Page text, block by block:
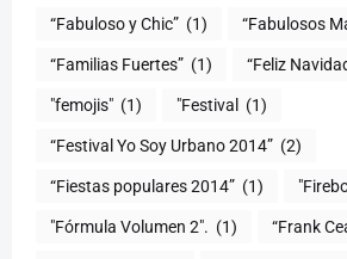
“Fabuloso y Chic” (1) “Fabulosos
“Familias Fuertes” (1) “Feliz
"femojis" (1) "Festival (1)
“Festival Yo Soy Urbano 2014” (2)
“Fiestas populares 2014” (1)
"Fórmula Volumen 2". (1) “Frank